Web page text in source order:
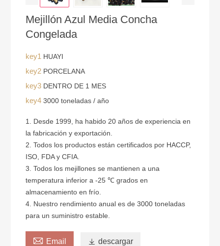
Mejillón Azul Media Concha
Congelada
key1 HUAYI
key2 PORCELANA
key3 DENTRO DE 1 MES
key43000 toneladas / año
1. Desde 1999, ha habido 20 años de experiencia en
la fabricación y exportación.
2. Todos los productos están certificados por HACCP,
ISO, FDA y CFIA.
3. Todos los mejillones se mantienen a una
temperatura inferior a -25 ℃ grados en
almacenamiento en frío.
4. Nuestro rendimiento anual es de 3000 toneladas
para un suministro estable.
 Email  descargar